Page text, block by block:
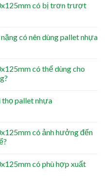
có bị trơn trượt
có nên dùng pallet nhựa
có thể dùng cho
thọ pallet nhựa
có ảnh hưởng đến
có phù hợp xuất